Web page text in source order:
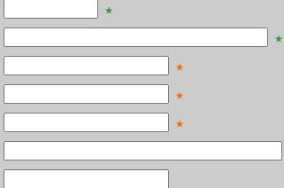
★
★
★
★
★